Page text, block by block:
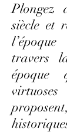
Plongez
siècle et
travers
époque